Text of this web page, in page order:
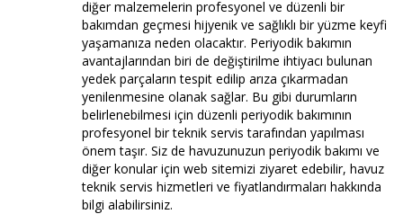
diğer malzemelerin profesyonel ve düzenli bir
bakımdan geçmesi hijyenik ve sağlıklı bir yüzme keyfi
yaşamanıza neden olacaktır. Periyodik bakımın
avantajlarından biri de değiştirilme ihtiyacı bulunan
yedek parçaların tespit edilip arıza çıkarmadan
yenilenmesine olanak sağlar. Bu gibi durumların
belirlenebilmesi için düzenli periyodik bakımının
profesyonel bir teknik servis tarafından yapılması
önem taşır. Siz de havuzunuzun periyodik bakımı ve
diğer konular için web sitemizi ziyaret edebilir, havuz
teknik servis hizmetleri ve fiyatlandırmaları hakkında
bilgi alabilirsiniz.